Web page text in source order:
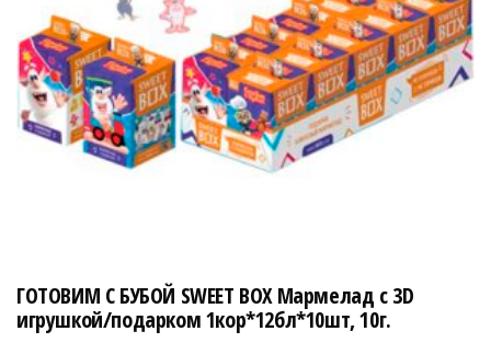
и
г
а
ГОТОВИМ С БУБОЙ SWEET BOX Мармелад с 3D
игрушкой/подарком 1кор*12бл*10шт, 10г.